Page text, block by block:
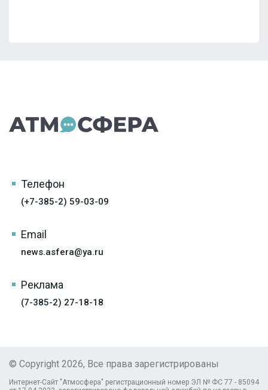
Телефон
(+7-385-2) 59-03-09
Email
news.asfera@ya.ru
Реклама
(7-385-2) 27-18-18
© Copyright 2026, Все права зарегистрированы
Интернет-Сайт "Атмосфера" регистрационный номер ЭЛ № ФС 77 - 85094